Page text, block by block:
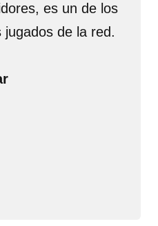
es un de los
jugados de la red.